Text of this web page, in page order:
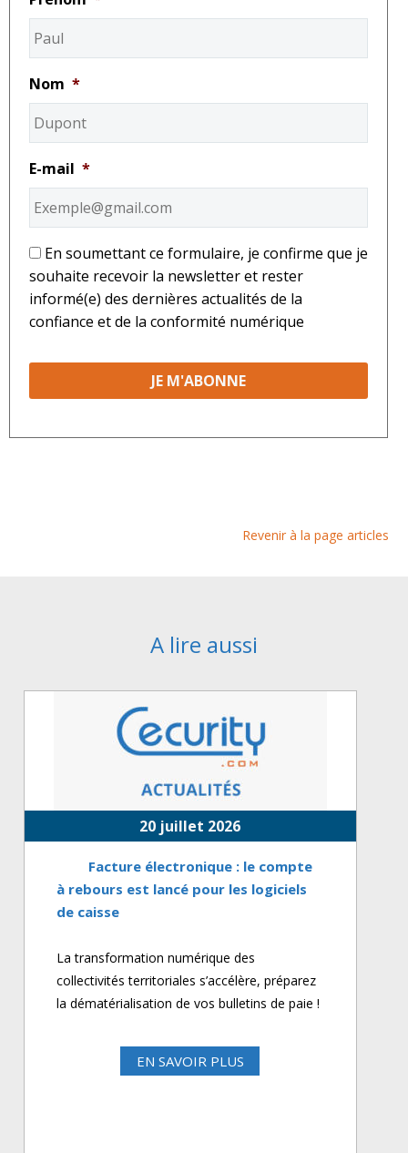
Nom *
E-mail *
* En soumettant ce formulaire, je confirme que je
souhaite recevoir la newsletter et rester
informé(e) des dernières actualités de la
confiance et de la conformité numérique
Revenir à la page articles
A lire aussi
20 juillet 2026
Facture électronique : le compte
à rebours est lancé pour les logiciels
de caisse
La transformation numérique des
collectivités territoriales s’accélère, préparez
la dématérialisation de vos bulletins de paie !
EN SAVOIR PLUS